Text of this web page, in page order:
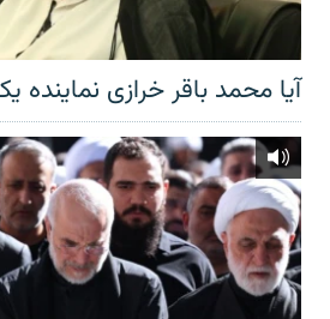
آیا محمد باقر خرازی